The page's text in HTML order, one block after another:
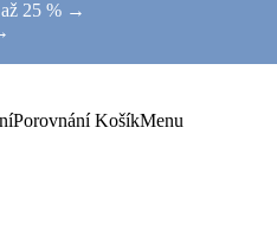
až 25 % →
Porovnání KošíkMenu